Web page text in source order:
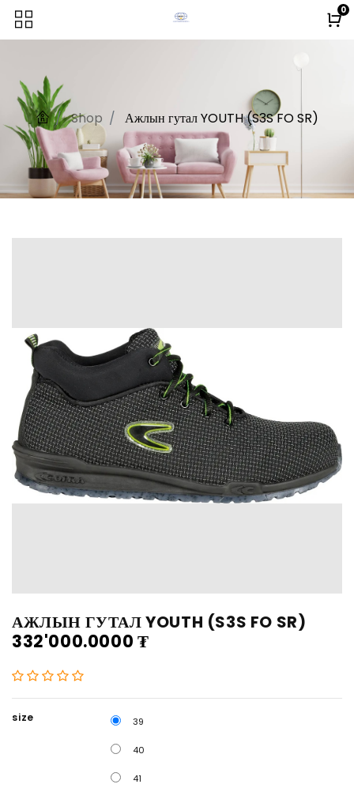
0
Shop Ажлын гутал YOUTH (S3S FO SR)
АЖЛЫН ГУТАЛ YOUTH (S3S FO SR)
332'000.0000 ₮
size 39
40
41